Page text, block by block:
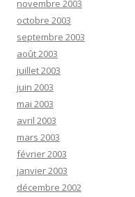
novembre 2003
octobre 2003
septembre 2003
août 2003
juillet 2003
juin 2003
mai 2003
avril 2003
mars 2003
février 2003
janvier 2003
décembre 2002